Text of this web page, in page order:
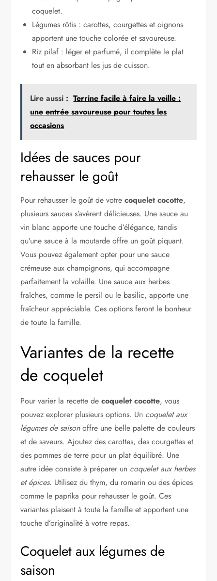
coquelet.
Légumes rôtis : carottes, courgettes et oignons
apportent une touche colorée et savoureuse.
Riz pilaf : léger et parfumé, il complète le plat
tout en absorbant les jus de cuisson.
Lire aussi : Terrine facile à faire la veille :
une entrée savoureuse pour toutes les
occasions
Idées de sauces pour
rehausser le goût
Pour rehausser le goût de votrecoquelet cocotte,
plusieurs sauces s’avèrent délicieuses. Une sauce au
vin blanc apporte une touche d’élégance, tandis
qu’une sauce à la moutarde offre un goût piquant.
Vous pouvez également opter pour une sauce
crémeuse aux champignons, qui accompagne
parfaitement la volaille. Une sauce aux herbes
fraîches, comme le persil ou le basilic, apporte une
fraîcheur appréciable. Ces options feront le bonheur
de toute la famille.
Variantes de la recette
de coquelet
Pour varier la recette decoquelet cocotte, vous
pouvez explorer plusieurs options. Un coquelet aux
légumes de saisonoffre une belle palette de couleurs
et de saveurs. Ajoutez des carottes, des courgettes et
des pommes de terre pour un plat équilibré. Une
autre idée consiste à préparer un coquelet aux herbes
et épices. Utilisez du thym, du romarin ou des épices
comme le paprika pour rehausser le goût. Ces
variantes plaisent à toute la famille et apportent une
touche d’originalité à votre repas.
Coquelet aux légumes de
saison